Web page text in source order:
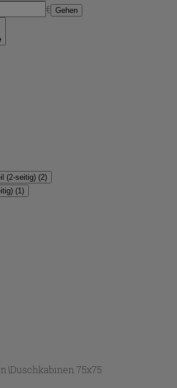
€ Gehen
(2-seitig) (2)
(1)
\Duschkabinen 75x75